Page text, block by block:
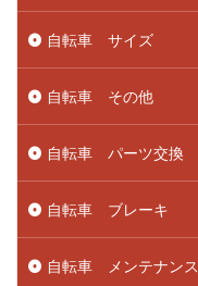
自転車 サイズ
自転車 その他
自転車 パーツ交換
自転車 ブレーキ
自転車 メンテナンス